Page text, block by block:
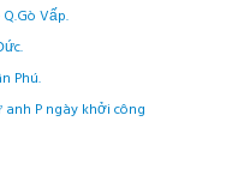
Vấp.
Phú.
P ngày khởi công